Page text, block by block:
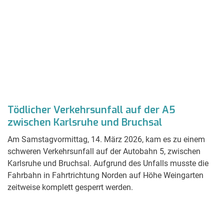
Tödlicher Verkehrsunfall auf der A5
zwischen Karlsruhe und Bruchsal
Am Samstagvormittag, 14. März 2026, kam es zu einem
schweren Verkehrsunfall auf der Autobahn 5, zwischen
Karlsruhe und Bruchsal. Aufgrund des Unfalls musste die
Fahrbahn in Fahrtrichtung Norden auf Höhe Weingarten
zeitweise komplett gesperrt werden.